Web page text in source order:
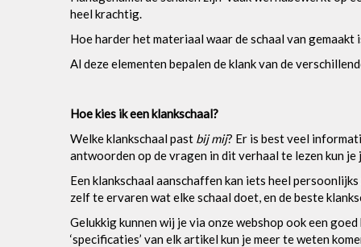
heel krachtig.
Hoe harder het materiaal waar de schaal van
Al deze elementen bepalen de klank van de
Hoe kies ik een klankschaal?
Welke klankschaal past bij mij? Er is best veel
antwoorden op de vragen in dit verhaal te lezen kun
Een klankschaal aanschaffen kan iets heel
zelf te ervaren wat elke schaal doet, en de beste
Gelukkig kunnen wij je via onze webshop ook een
‘specificaties’ van elk artikel kun je meer te weten